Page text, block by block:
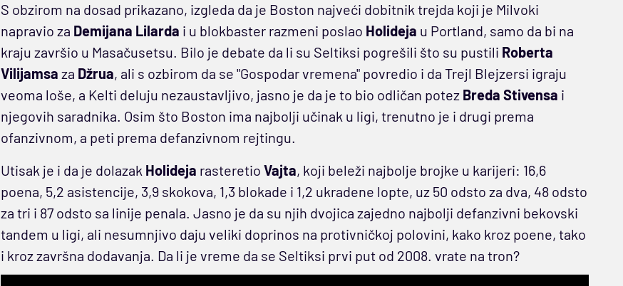
S obzirom na dosad prikazano, izgleda da je Boston najveći dobitnik trejda koji je Milvoki
napravio za Demijana Lilarda i u blokbaster razmeni poslao Holideja u Portland, samo da bi na
kraju završio u Masačusetsu. Bilo je debate da li su Seltiksi pogrešili što su pustili Roberta
Vilijamsa za Džrua, ali s ozbirom da se "Gospodar vremena" povredio i da Trejl Blejzersi igraju
veoma loše, a Kelti deluju nezaustavljivo, jasno je da je to bio odličan potez Breda Stivensa i
njegovih saradnika. Osim što Boston ima najbolji učinak u ligi, trenutno je i drugi prema
ofanzivnom, a peti prema defanzivnom rejtingu.
Utisak je i da je dolazak Holideja rasteretio Vajta, koji beleži najbolje brojke u karijeri: 16,6
poena, 5,2 asistencije, 3,9 skokova, 1,3 blokade i 1,2 ukradene lopte, uz 50 odsto za dva, 48 odsto
za tri i 87 odsto sa linije penala. Jasno je da su njih dvojica zajedno najbolji defanzivni bekovski
tandem u ligi, ali nesumnjivo daju veliki doprinos na protivničkoj polovini, kako kroz poene, tako
i kroz završna dodavanja. Da li je vreme da se Seltiksi prvi put od 2008. vrate na tron?